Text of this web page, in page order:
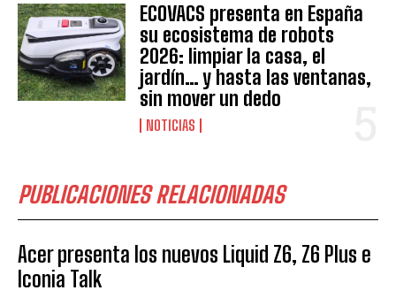
ECOVACS presenta en España
su ecosistema de robots
2026: limpiar la casa, el
jardín… y hasta las ventanas,
sin mover un dedo
NOTICIAS
PUBLICACIONES RELACIONADAS
Acer presenta los nuevos Liquid Z6, Z6 Plus e
Iconia Talk